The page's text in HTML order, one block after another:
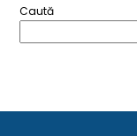
Caută